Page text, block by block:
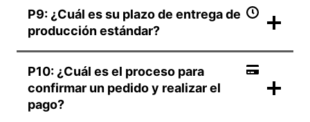
P9: ¿Cuál es su plazo de entrega de
producción estándar?
P10: ¿Cuál es el proceso para
confirmar un pedido y realizar el
pago?